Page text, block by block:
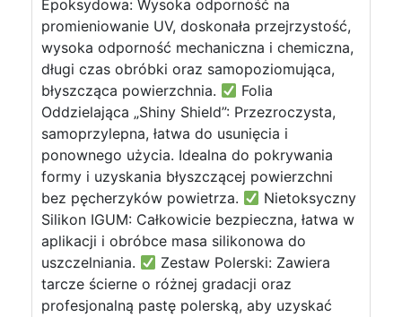
Epoksydowa: Wysoka odporność na
promieniowanie UV, doskonała przejrzystość,
wysoka odporność mechaniczna i chemiczna,
długi czas obróbki oraz samopoziomująca,
błyszcząca powierzchnia.
Folia
Oddzielająca „Shiny Shield”: Przezroczysta,
samoprzylepna, łatwa do usunięcia i
ponownego użycia. Idealna do pokrywania
formy i uzyskania błyszczącej powierzchni
bez pęcherzyków powietrza.
Nietoksyczny
Silikon IGUM: Całkowicie bezpieczna, łatwa w
aplikacji i obróbce masa silikonowa do
uszczelniania.
Zestaw Polerski: Zawiera
tarcze ścierne o różnej gradacji oraz
profesjonalną pastę polerską, aby uzyskać